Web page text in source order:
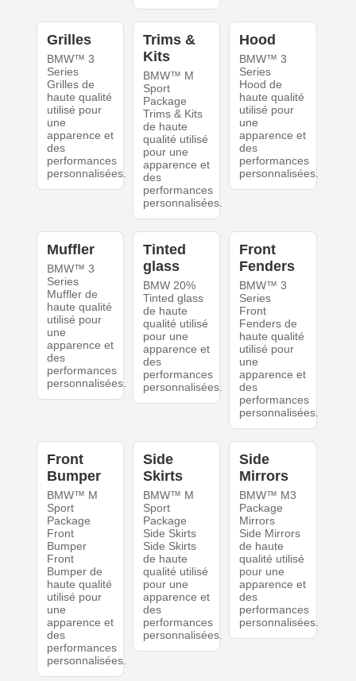
Grilles
BMW™ 3
Series
Grilles de
haute qualité
utilisé pour
une
apparence et
des
performances
personnalisées.
Trims &
Kits
BMW™ M
Sport
Package
Trims & Kits
de haute
qualité utilisé
pour une
apparence et
des
performances
personnalisées.
Hood
BMW™ 3
Series
Hood de
haute qualité
utilisé pour
une
apparence et
des
performances
personnalisées.
Muffler
BMW™ 3
Series
Muffler de
haute qualité
utilisé pour
une
apparence et
des
performances
personnalisées.
Tinted
glass
BMW 20%
Tinted glass
de haute
qualité utilisé
pour une
apparence et
des
performances
personnalisées.
Front
Fenders
BMW™ 3
Series
Front
Fenders de
haute qualité
utilisé pour
une
apparence et
des
performances
personnalisées.
Front
Bumper
BMW™ M
Sport
Package
Front
Bumper
Front
Bumper de
haute qualité
utilisé pour
une
apparence et
des
performances
personnalisées.
Side
Skirts
BMW™ M
Sport
Package
Side Skirts
Side Skirts
de haute
qualité utilisé
pour une
apparence et
des
performances
personnalisées.
Side
Mirrors
BMW™ M3
Package
Mirrors
Side Mirrors
de haute
qualité utilisé
pour une
apparence et
des
performances
personnalisées.